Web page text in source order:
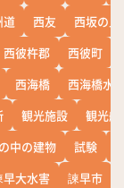
道 西友
西坂の丘
西彼杵郡 西彼町
西海橋
西海橋水
観光施設
観光船
中の建物 試験
早大水害 諫早市